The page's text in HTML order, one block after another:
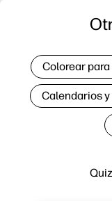
Colorear
Calendarios